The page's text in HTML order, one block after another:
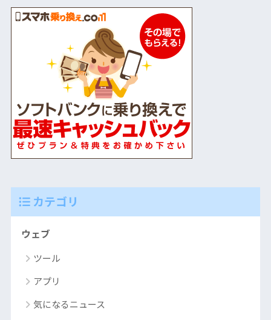
カテゴリ
ウェブ
ツール
アプリ
気になるニュース